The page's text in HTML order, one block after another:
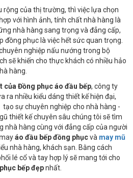
rộng của thị trường, thì việc lựa chọn
với hình ảnh, tính chất nhà hàng là
nhà hàng sang trọng và đẳng cấp,
đồng phục là việc hết sức quan trọng.
nghiệp nấu nướng trong bộ
sẽ khiến cho thực khách có nhiều hảo
hàng.
củaĐồng phục áo đầu bếp, công ty
ra nhiều kiểu dáng thiết kế hiện đại,
sự chuyên nghiệp cho nhà hàng -
thiết kế chuyên sâu chúng tôi sẽ tìm
nhà hàng cùng với đẳng cấp của người
áo đầu bếp đồng phụcvà may mũ
nhà hàng, khách sạn. Bằng cách
lé cổ và tay hợp lý sẽ mang tới cho
bếp đẹpnhất.